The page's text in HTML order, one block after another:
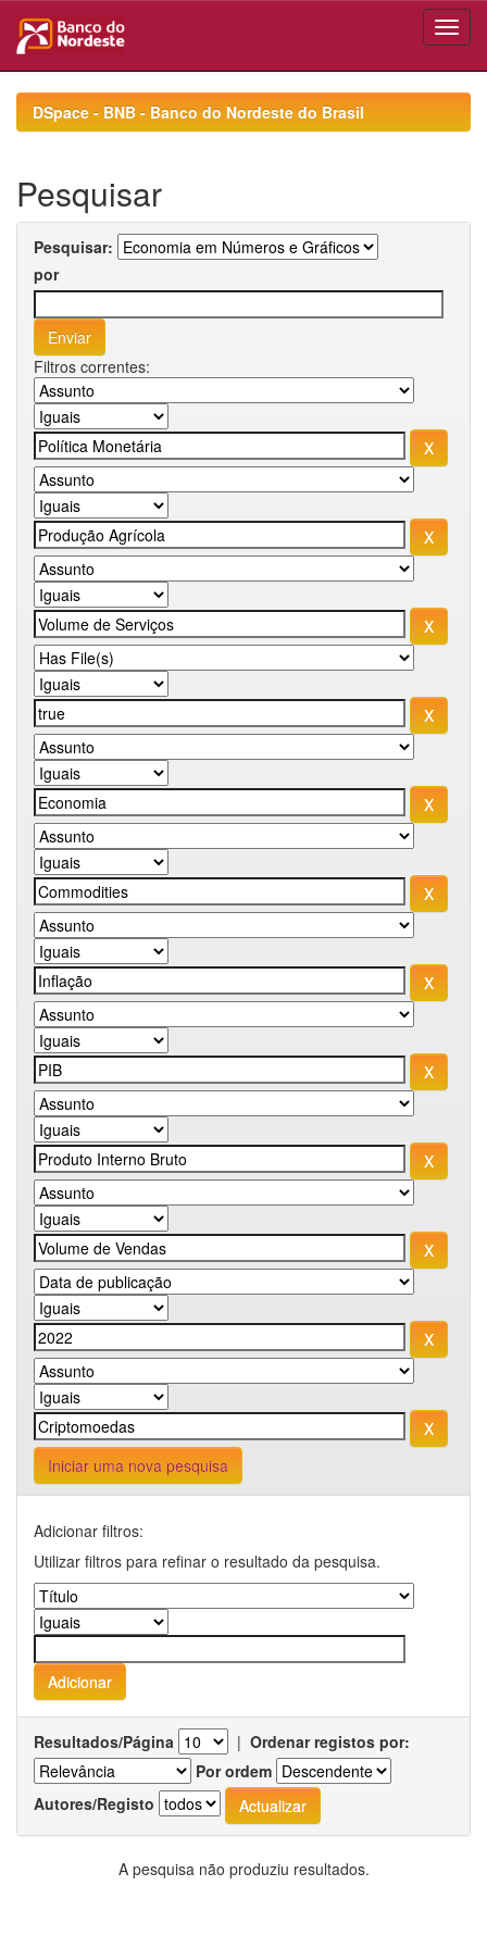
navigationDSpace - BNB - Banco do Nordeste do Brasil
Pesquisar
Pesquisar:
por
Filtros correntes:
Iniciar uma nova pesquisa
Adicionar filtros:
Utilizar filtros para refinar o resultado da pesquisa.
Resultados/Página | Ordenar registos por:
Por ordem
Autores/Registo
A pesquisa não produziu resultados.